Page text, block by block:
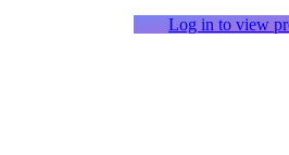
Log in to view